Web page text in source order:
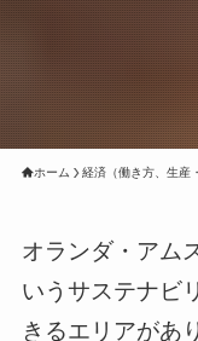
ホーム 経済（働き方、生産
オランダ・アム
いうサステナビ
きるエリアがあ